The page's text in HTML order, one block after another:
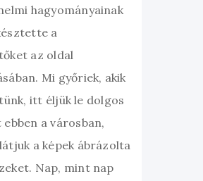
hagyományainak
a
az oldal
Mi győriek, akik
itt éljük le dolgos
a városban,
a képek ábrázolta
Nap, mint nap